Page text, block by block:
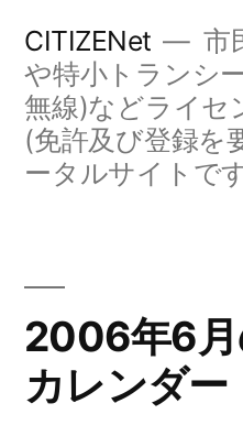
CITIZENet
市
や特小トランシ
無線)などライセ
(免許及び登録を
ータルサイトで
2006年6月
カレンダー